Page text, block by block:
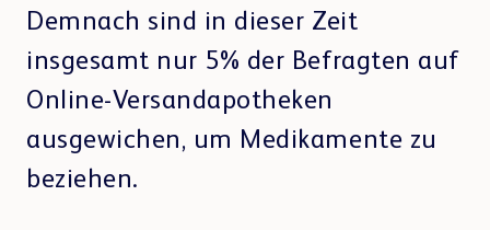
BD Rowa™ Vmotion
BD Rowa™ Pickup
Optik & Akustik Andere Branchen
Abholer & E-Rezept
Demnach sind in dieser Zeit
insgesamt nur 5% der Befragten auf
Online-Versandapotheken
ausgewichen, um Medikamente zu
beziehen.